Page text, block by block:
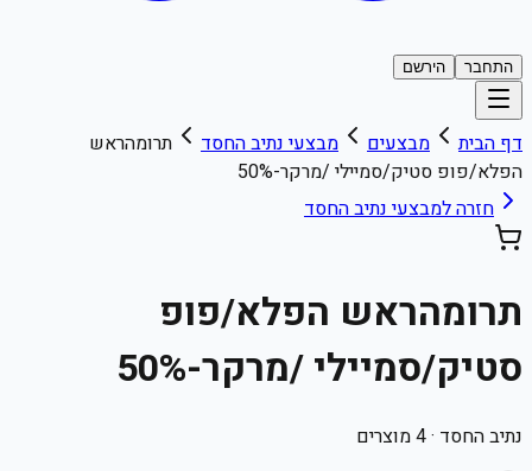
התחבר הירשם
דף הבית מבצעים מבצעינתיב החסד
תרומהראש
הפלא/פופ סטיק/סמיילי /מרקר-50%
חזרה למבצעינתיב החסד
תרומהראש הפלא/פופ
סטיק/סמיילי /מרקר-50%
נתיב החסד ·
4מוצרים